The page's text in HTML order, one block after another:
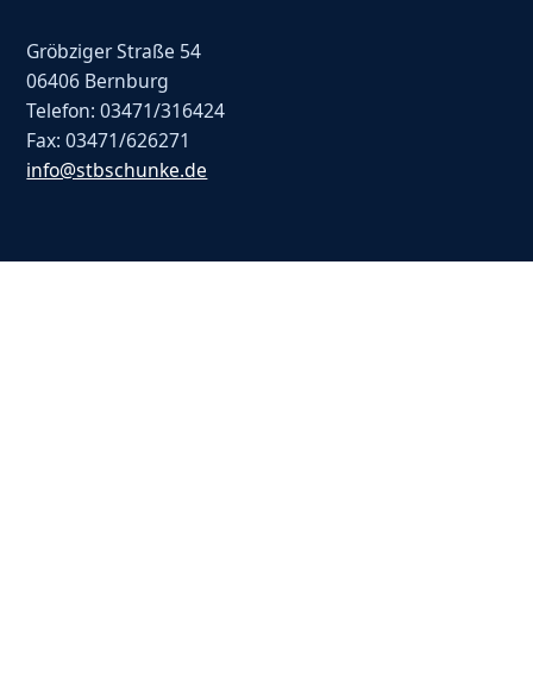
Gröbziger Straße 54
06406 Bernburg
Telefon: 03471/316424
Fax: 03471/626271
info@stbschunke.de